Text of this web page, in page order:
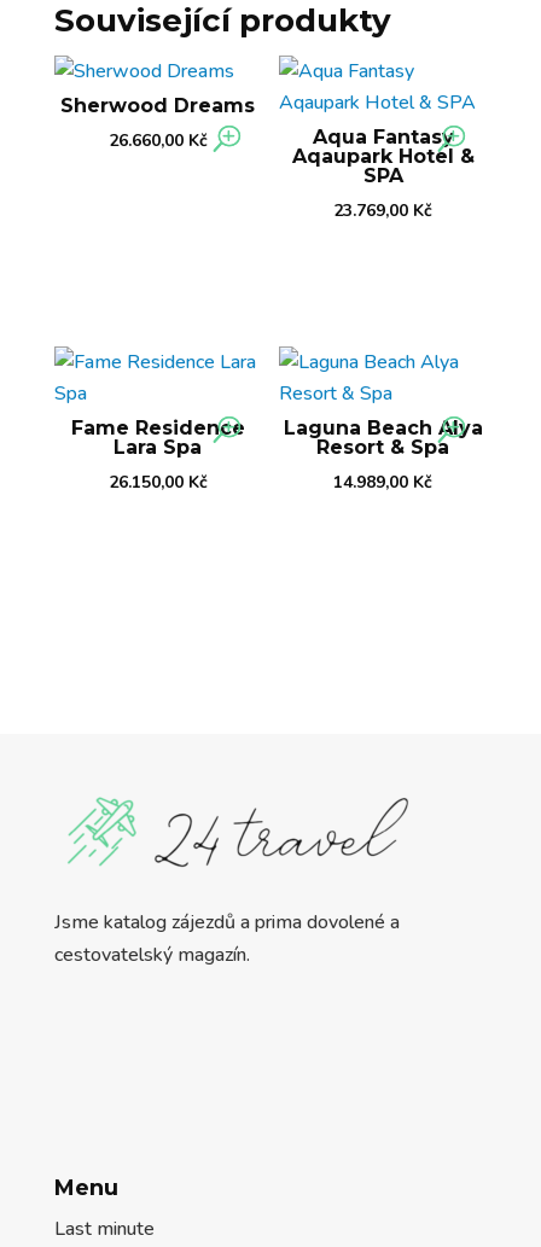
Související produkty
Sherwood Dreams
26.660,00 Kč
Aqua Fantasy
Aqaupark Hotel &
SPA
23.769,00 Kč
Fame Residence
Lara Spa
26.150,00 Kč
Laguna Beach Alya
Resort & Spa
14.989,00 Kč
Jsme katalog zájezdů a prima dovolené a
cestovatelský magazín.
Menu
Last minute